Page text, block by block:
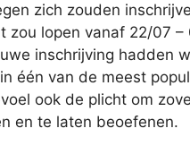
zich zouden
zou lopen vanaf 22/07
inschrijving hadden
één van de meest
ook de plicht om
en te laten beoefenen.